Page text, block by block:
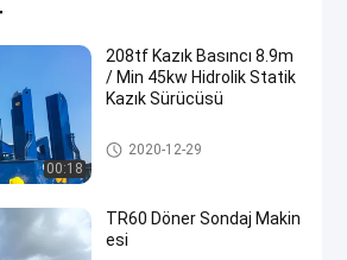
00:18
208tf Kazık Basıncı 8.9m
/ Min 45kw Hidrolik Statik
Kazık Sürücüsü
Hidrolik Statik Pile Driver
2020-12-29
TR60 Döner Sondaj Makin
esi